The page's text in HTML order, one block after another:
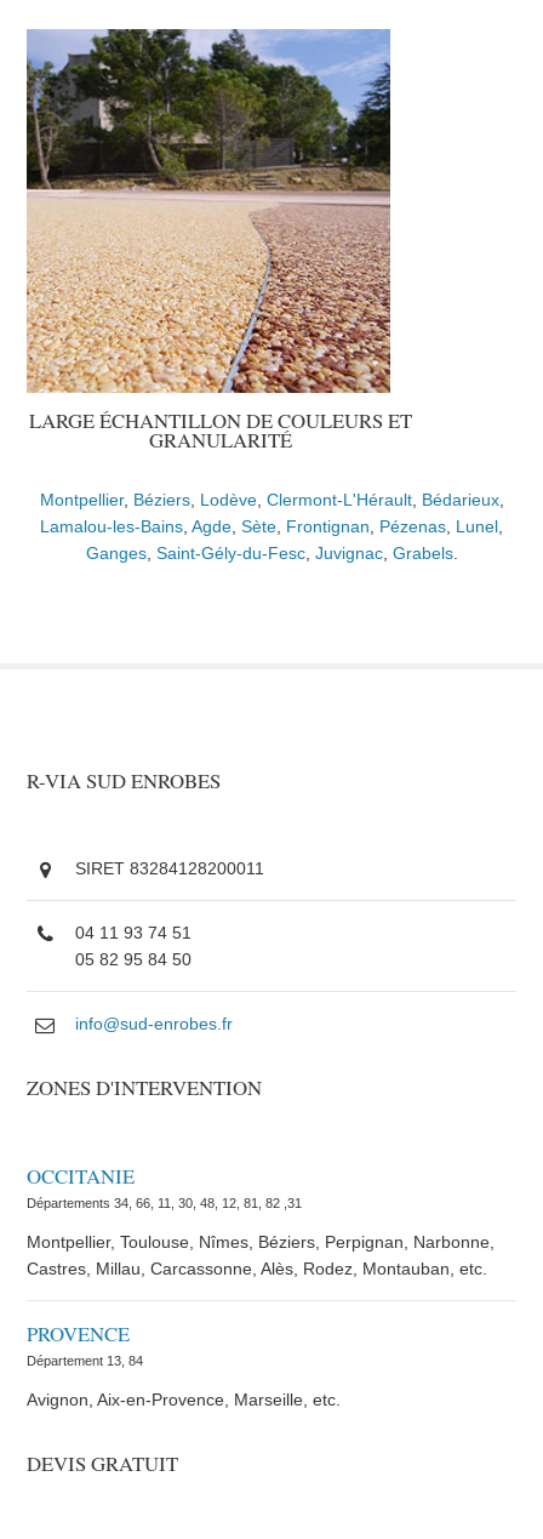
LARGE ÉCHANTILLON DE COULEURS ET
GRANULARITÉ
Montpellier, Béziers, Lodève, Clermont-L'Hérault, Bédarieux,
Lamalou-les-Bains, Agde, Sète, Frontignan, Pézenas, Lunel,
Ganges, Saint-Gély-du-Fesc, Juvignac, Grabels.
R-VIA SUD ENROBES
SIRET 83284128200011
04 11 93 74 51
05 82 95 84 50
info@sud-enrobes.fr
ZONES D'INTERVENTION
OCCITANIE
Départements 34, 66, 11, 30, 48, 12, 81, 82 ,31
Montpellier, Toulouse, Nîmes, Béziers, Perpignan, Narbonne,
Castres, Millau, Carcassonne, Alès, Rodez, Montauban, etc.
PROVENCE
Département 13, 84
Avignon, Aix-en-Provence, Marseille, etc.
DEVIS GRATUIT